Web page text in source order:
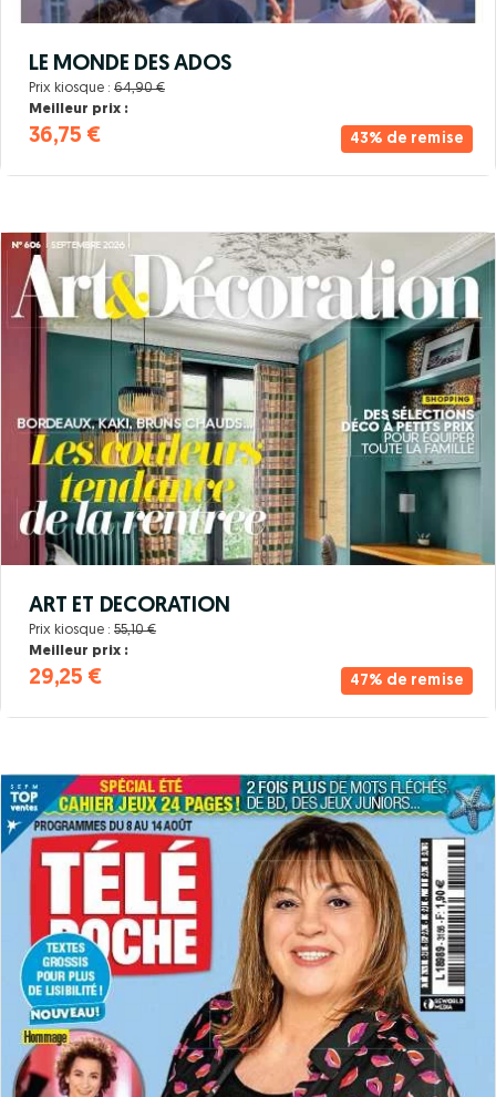
43% de remise
LE MONDE DES ADOS
Prix kiosque : 64,90 €
Meilleur prix :
36,75 €
47% de remise
ART ET DECORATION
Prix kiosque : 55,10 €
Meilleur prix :
29,25 €